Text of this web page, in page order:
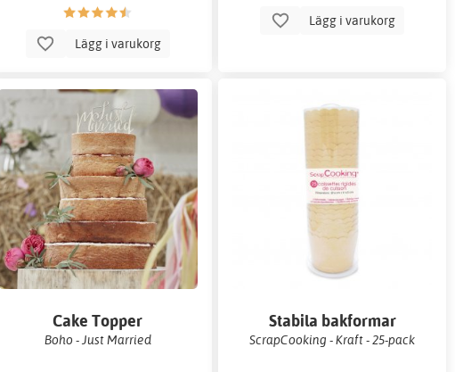
Lägg i varukorg
Lägg i varukorg
Cake Topper
Boho - Just Married
Stabila bakformar
ScrapCooking - Kraft - 25-pack